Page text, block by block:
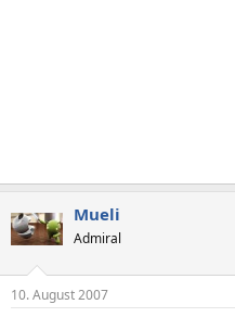
Mueli
Admiral
10. August 2007